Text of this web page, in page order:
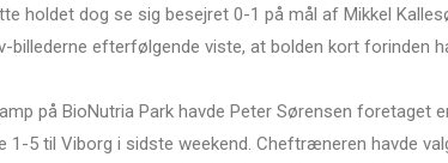
holdet dog se sig besejret 0-1 på mål af Mikkel
billederne efterfølgende viste, at bolden kort forinden
på BioNutria Park havde Peter Sørensen foretaget
1-5 til Viborg i sidste weekend. Cheftræneren havde